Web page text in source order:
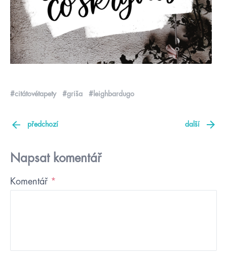
#citátovétapety #griša #leighbardugo
předchozí další
Napsat komentář
Komentář *